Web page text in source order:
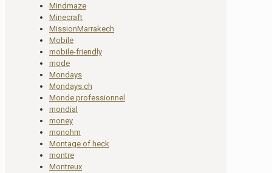
Mindmaze
Minecraft
MissionMarrakech
Mobile
mobile-friendly
mode
Mondays
Mondays.ch
Monde professionnel
mondial
money
monohm
Montage of heck
montre
Montreux